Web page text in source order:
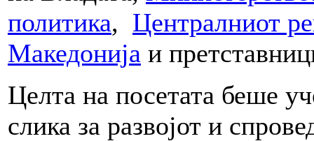
политика, Централниот
Македонија и
Целта на посетата беше
слика за развојот и